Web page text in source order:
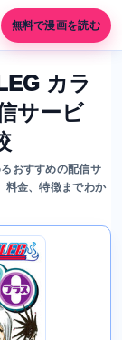
無料で漫画を読む
カラ
サービ
おすすめの配信サ
料金、特徴までわか